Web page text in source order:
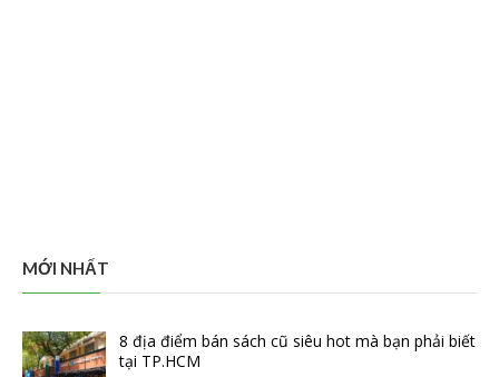
MỚI NHẤT
8 địa điểm bán sách cũ siêu hot mà bạn phải biết
tại TP.HCM